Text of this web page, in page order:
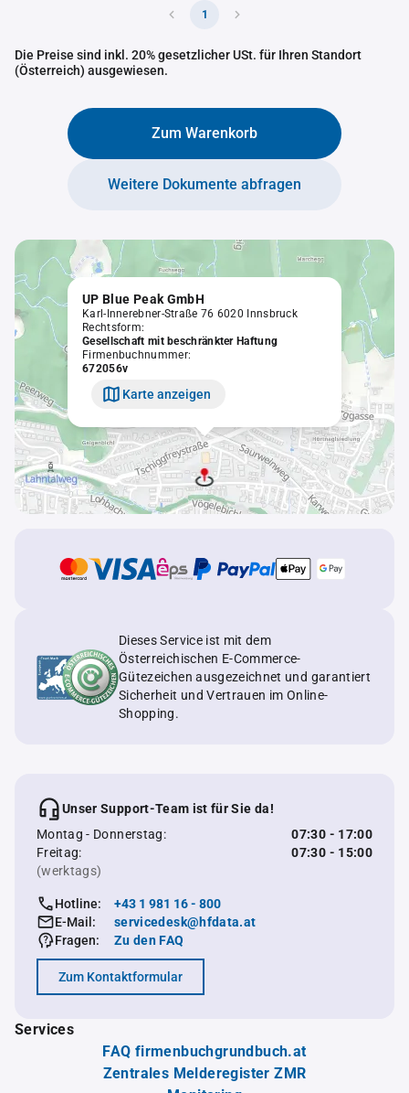
1
Die Preise sind inkl. 20% gesetzlicher USt. für Ihren Standort
(Österreich) ausgewiesen.
Zum Warenkorb
Weitere Dokumente abfragen
UP Blue Peak GmbH
Karl-Innerebner-Straße 76 6020 Innsbruck
Rechtsform:
Gesellschaft mit beschränkter Haftung
Firmenbuchnummer:
672056v
Karte anzeigen
Dieses Service ist mit dem
Österreichischen E-Commerce-
Gütezeichen ausgezeichnet und garantiert
Sicherheit und Vertrauen im Online-
Shopping.
Unser Support-Team ist für Sie da!
Montag - Donnerstag:
07:30 - 17:00
Freitag:
07:30 - 15:00
(werktags)
Hotline:
+43 1 981 16 - 800
E-Mail:
servicedesk@hfdata.at
Fragen:
Zu den FAQ
Zum Kontaktformular
Services
FAQ firmenbuchgrundbuch.at
Zentrales Melderegister ZMR